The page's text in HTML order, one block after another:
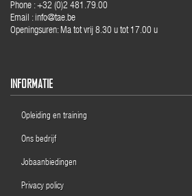
Phone : +32 (0)2 481.79.00
Email : info@tae.be
Openingsuren: Ma tot vrij 8.30 u tot 17.00 u
INFORMATIE
Opleiding en training
Ons bedrijf
Jobaanbiedingen
Privacy policy